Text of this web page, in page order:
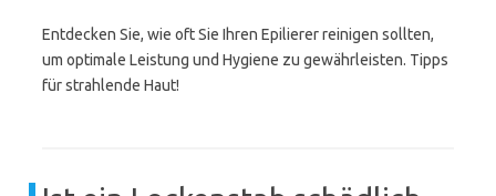
Entdecken Sie, wie oft Sie Ihren Epilierer reinigen sollten,
um optimale Leistung und Hygiene zu gewährleisten. Tipps
für strahlende Haut!